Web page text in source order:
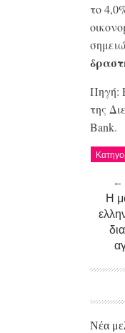
το
Πηγή:
της
Bank.
←
Η
Νέα